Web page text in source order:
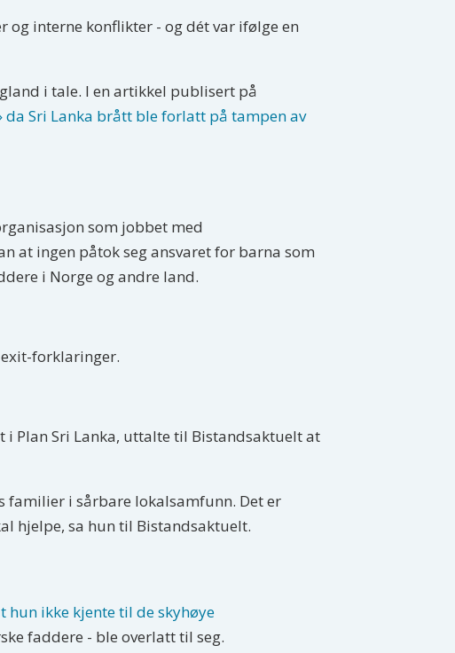
og interne konflikter - og dét var ifølge en
i tale. I en artikkel publisert på
da Sri Lanka brått ble forlatt på tampen av
som jobbet med
at ingen påtok seg ansvaret for barna som
i Norge og andre land.
forklaringer.
Plan Sri Lanka, uttalte til Bistandsaktuelt at
familier i sårbare lokalsamfunn. Det er
hjelpe, sa hun til Bistandsaktuelt.
ikke kjente til de skyhøye
faddere - ble overlatt til seg.